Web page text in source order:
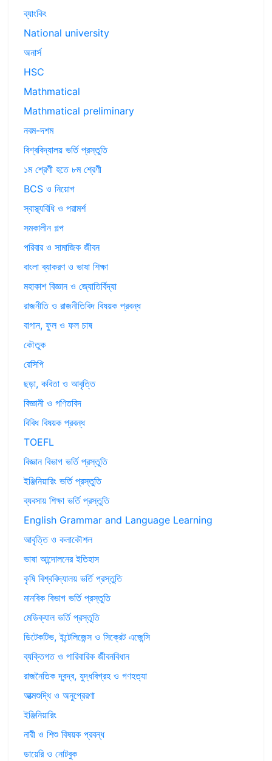
ব্যাংকিং
National university
অনার্স
HSC
Mathmatical
Mathmatical preliminary
নবম-দশম
বিশ্ববিদ্যালয় ভর্তি প্রস্তুতি
১ম শ্রেণী হতে ৮ম শ্রেণী
BCS ও নিয়োগ
স্বাস্থ্যবিধি ও পরামর্শ
সমকালীন গল্প
পরিবার ও সামাজিক জীবন
বাংলা ব্যাকরণ ও ভাষা শিক্ষা
মহাকাশ বিজ্ঞান ও জ্যোতির্বিদ্যা
রাজনীতি ও রাজনীতিবিদ বিষয়ক প্রবন্ধ
বাগান, ফুল ও ফল চাষ
কৌতুক
রেসিপি
ছড়া, কবিতা ও আবৃত্তি
বিজ্ঞানী ও গণিতবিদ
বিবিধ বিষয়ক প্রবন্ধ
TOEFL
বিজ্ঞান বিভাগ ভর্তি প্রস্তুতি
ইঞ্জিনিয়ারিং ভর্তি প্রস্তুতি
ব্যবসায় শিক্ষা ভর্তি প্রস্তুতি
English Grammar and Language Learning
আবৃত্তি ও কলাকৌশল
ভাষা আন্দোলনের ইতিহাস
কৃষি বিশ্ববিদ্যালয় ভর্তি প্রস্তুতি
মানবিক বিভাগ ভর্তি প্রস্তুতি
মেডিক্যাল ভর্তি প্রস্তুতি
ডিটেকটিভ, ইন্টেলিজেন্স ও সিক্রেট এজেন্সি
ব্যক্তিগত ও পারিবারিক জীবনবিধান
রাজনৈতিক দ্বন্দ্ব, যুদ্ধবিগ্রহ ও গণহত্যা
আত্মশুদ্ধি ও অনুপ্রেরণা
ইঞ্জিনিয়ারিং
নারী ও শিশু বিষয়ক প্রবন্ধ
ডায়েরি ও নোটবুক